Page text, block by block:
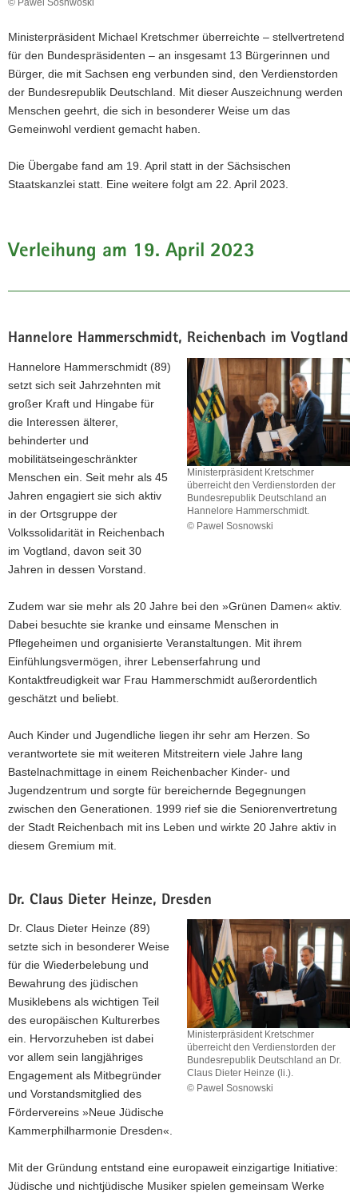
Ministerpräsident Michael Kretschmer überreichte – stellvertretend
für den Bundespräsidenten – an insgesamt 13 Bürgerinnen und
Bürger, die mit Sachsen eng verbunden sind, den Verdienstorden
der Bundesrepublik Deutschland. Mit dieser Auszeichnung werden
Menschen geehrt, die sich in besonderer Weise um das
Gemeinwohl verdient gemacht haben.
Die Übergabe fand am 19. April statt in der Sächsischen
Staatskanzlei statt. Eine weitere folgt am 22. April 2023.
Verleihung am 19. April 2023
Hannelore Hammerschmidt, Reichenbach im Vogtland
Ministerpräsident Kretschmer
überreicht den Verdienstorden der
Bundesrepublik Deutschland an
Hannelore Hammerschmidt.
© Pawel Sosnowski
Verdienstorden
Bundesrepublik
Deutschland
an
Hannelore
Hannelore Hammerschmidt (89)
setzt sich seit Jahrzehnten mit
großer Kraft und Hingabe für
die Interessen älterer,
behinderter und
mobilitätseingeschränkter
Menschen ein. Seit mehr als 45
Jahren engagiert sie sich aktiv
in der Ortsgruppe der
Volkssolidarität in Reichenbach
im Vogtland, davon seit 30
Jahren in dessen Vorstand.
Zudem war sie mehr als 20 Jahre bei den »Grünen Damen« aktiv.
Dabei besuchte sie kranke und einsame Menschen in
Pflegeheimen und organisierte Veranstaltungen. Mit ihrem
Einfühlungsvermögen, ihrer Lebenserfahrung und
Kontaktfreudigkeit war Frau Hammerschmidt außerordentlich
geschätzt und beliebt.
Auch Kinder und Jugendliche liegen ihr sehr am Herzen. So
verantwortete sie mit weiteren Mitstreitern viele Jahre lang
Bastelnachmittage in einem Reichenbacher Kinder- und
Jugendzentrum und sorgte für bereichernde Begegnungen
zwischen den Generationen. 1999 rief sie die Seniorenvertretung
der Stadt Reichenbach mit ins Leben und wirkte 20 Jahre aktiv in
diesem Gremium mit.
Dr. Claus Dieter Heinze, Dresden
Ministerpräsident Kretschmer
überreicht den Verdienstorden der
Bundesrepublik Deutschland an Dr.
Claus Dieter Heinze (li.).
© Pawel Sosnowski
Verdienstorden
der
Dr. Claus Dieter Heinze (89)
setzte sich in besonderer Weise
für die Wiederbelebung und
Bewahrung des jüdischen
Musiklebens als wichtigen Teil
des europäischen Kulturerbes
ein. Hervorzuheben ist dabei
vor allem sein langjähriges
Engagement als Mitbegründer
und Vorstandsmitglied des
Fördervereins »Neue Jüdische
Kammerphilharmonie Dresden«.
Mit der Gründung entstand eine europaweit einzigartige Initiative:
Jüdische und nichtjüdische Musiker spielen gemeinsam Werke